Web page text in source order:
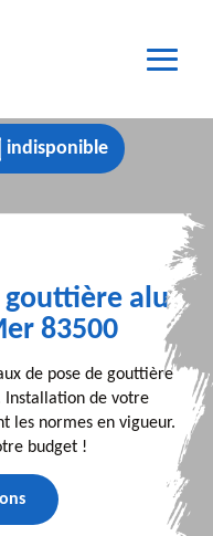
indisponible
gouttière alu
83500
de pose de gouttière
Installation de votre
les normes en vigueur.
budget !